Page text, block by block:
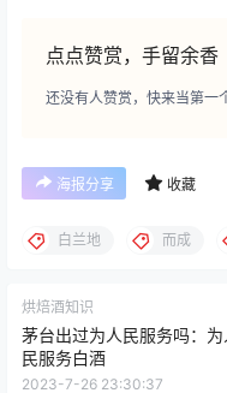
点点赞赏，手留余香
还没有人赞赏，快来当第一
海报分享 收藏
白兰地 而成
烘焙酒知识
茅台出过为人民服务吗：为
民服务白酒
2023-7-26 23:30:37